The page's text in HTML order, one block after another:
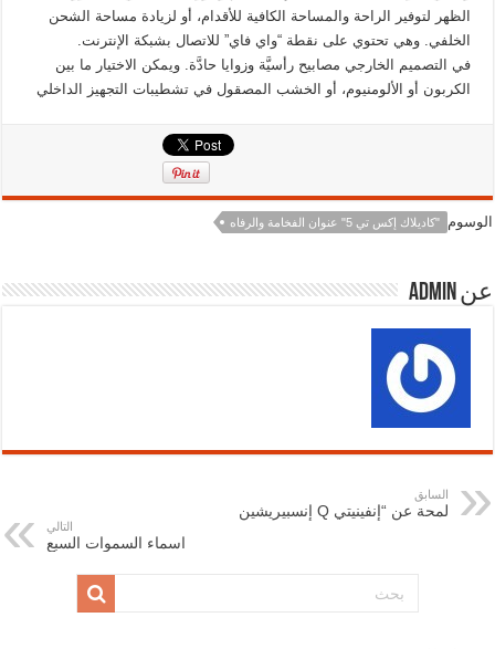
الظهر لتوفير الراحة والمساحة الكافية للأقدام، أو لزيادة مساحة الشحن
الخلفي. وهي تحتوي على نقطة “واي فاي” للاتصال بشبكة الإنترنت.
في التصميم الخارجي مصابيح رأسيَّة وزوايا حادَّة. ويمكن الاختيار ما بين
الكربون أو الألومنيوم، أو الخشب المصقول في تشطيبات التجهيز الداخلي
الوسوم "كاديلاك إكس تي 5" عنوان الفخامة والرفاه
عن admin
السابق
لمحة عن “إنفينيتي Q إنسبيريشين
التالي
اسماء السموات السبع